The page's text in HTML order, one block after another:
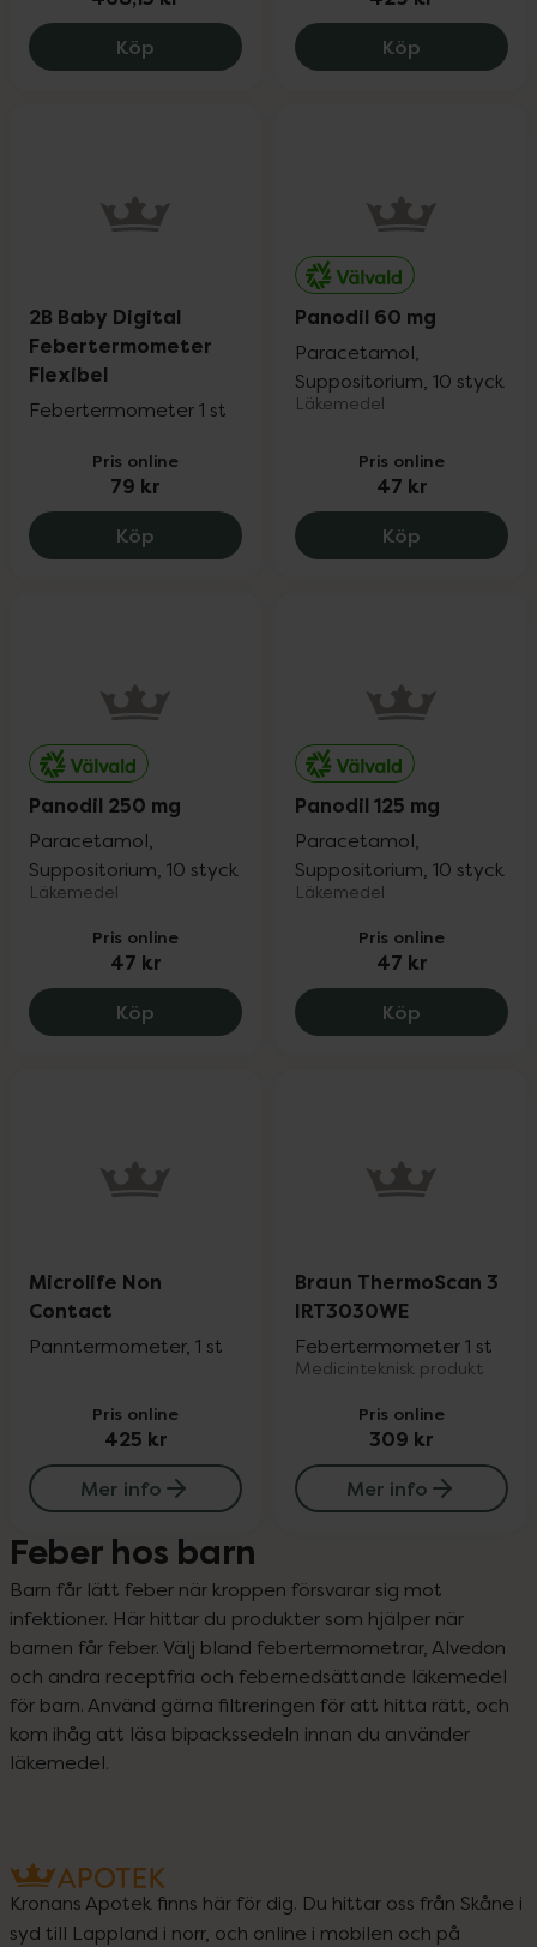
Köp Tommee Tippee Closer To Nature No
Köp Tommee
2B Baby Digital
Febertermometer
Flexibel
Febertermometer 1 st
Pris online
79 kr
Köp 2B Baby Digital Febertermometer
Panodil 60 mg
Paracetamol,
Suppositorium, 10 styck
Läkemedel
Pris online
47 kr
Köp Panodil 60
Panodil 250 mg
Paracetamol,
Suppositorium, 10 styck
Läkemedel
Pris online
47 kr
Köp Panodil 250 mg, 47 kr.
Panodil 125 mg
Paracetamol,
Suppositorium, 10 styck
Läkemedel
Pris online
47 kr
Köp Panodil
Microlife Non
Contact
Panntermometer, 1 st
Pris online
425 kr
Mer info
Braun ThermoScan 3
IRT3030WE
Febertermometer 1 st
Medicinteknisk produkt
Pris online
309 kr
Mer info
Feber hos barn
Barn får lätt feber när kroppen försvarar sig mot
infektioner. Här hittar du produkter som hjälper när
barnen får feber. Välj bland febertermometrar, Alvedon
och andra receptfria och febernedsättande läkemedel
för barn. Använd gärna filtreringen för att hitta rätt, och
kom ihåg att läsa bipackssedeln innan du använder
läkemedel.
Kronans Apotek finns här för dig. Du hittar oss från Skåne i
syd till Lappland i norr, och online i mobilen och på